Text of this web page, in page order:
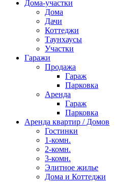
Дома-участки
Дома
Дачи
Коттеджи
Таунхаусы
Участки
Гаражи
Продажа
Гараж
Парковка
Аренда
Гараж
Парковка
Аренда квартир / Домов
Гостинки
1-комн.
2-комн.
3-комн.
Элитное жилье
Дома и Коттеджи